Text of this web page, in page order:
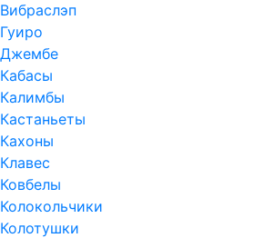
Вибраслэп
Гуиро
Джембе
Кабасы
Калимбы
Кастаньеты
Кахоны
Клавес
Ковбелы
Колокольчики
Колотушки